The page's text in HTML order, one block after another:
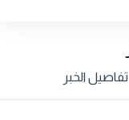
تفاصيل الخبر